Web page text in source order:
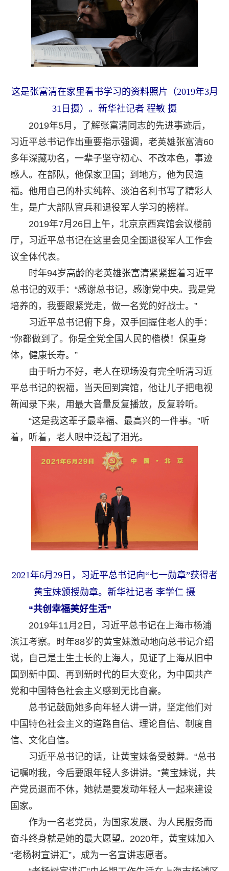
这是张富清在家里看书学习的资料照片（2019年3月
31日摄）。新华社记者 程敏 摄
2019年5月，了解张富清同志的先进事迹后，
习近平总书记作出重要指示强调，老英雄张富清60
多年深藏功名，一辈子坚守初心、不改本色，事迹
感人。在部队，他保家卫国；到地方，他为民造
福。他用自己的朴实纯粹、淡泊名利书写了精彩人
生，是广大部队官兵和退役军人学习的榜样。
2019年7月26日上午，北京京西宾馆会议楼前
厅，习近平总书记在这里会见全国退役军人工作会
议全体代表。
时年94岁高龄的老英雄张富清紧紧握着习近平
总书记的双手：“感谢总书记，感谢党中央。我是党
培养的，我要跟紧党走，做一名党的好战士。”
习近平总书记俯下身，双手回握住老人的手：
“你都做到了。你是全党全国人民的楷模！保重身
体，健康长寿。”
由于听力不好，老人在现场没有完全听清习近
平总书记的祝福，当天回到宾馆，他让儿子把电视
新闻录下来，用最大音量反复播放，反复聆听。
“这是我这辈子最幸福、最高兴的一件事。”听
着，听着，老人眼中泛起了泪光。
2021年6月29日，习近平总书记向“七一勋章”获得者
黄宝妹颁授勋章。新华社记者 李学仁 摄
“共创幸福美好生活”
2019年11月2日，习近平总书记在上海市杨浦
滨江考察。时年88岁的黄宝妹激动地向总书记介绍
说，自己是土生土长的上海人，见证了上海从旧中
国到新中国、再到新时代的巨大变化，为中国共产
党和中国特色社会主义感到无比自豪。
总书记鼓励她多向年轻人讲一讲，坚定他们对
中国特色社会主义的道路自信、理论自信、制度自
信、文化自信。
习近平总书记的话，让黄宝妹备受鼓舞。“总书
记嘱咐我，今后要跟年轻人多讲讲。”黄宝妹说，共
产党员退而不休，她就是要发动年轻人一起来建设
国家。
作为一名老党员，为国家发展、为人民服务而
奋斗终身就是她的最大愿望。2020年，黄宝妹加入
“老杨树宣讲汇”，成为一名宣讲志愿者。